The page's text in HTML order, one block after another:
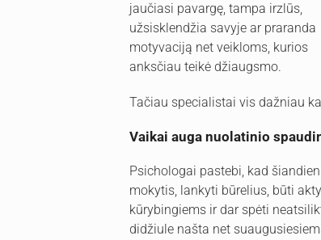
jaučiasi pavargę, tampa irzlūs,
užsisklendžia savyje ar praranda
motyvaciją net veikloms, kurios
anksčiau teikė džiaugsmo.
Tačiau specialistai vis dažniau
Vaikai auga nuolatinio
Psichologai pastebi, kad
mokytis, lankyti būrelius, būti
kūrybingiems ir dar spėti
didžiule našta net